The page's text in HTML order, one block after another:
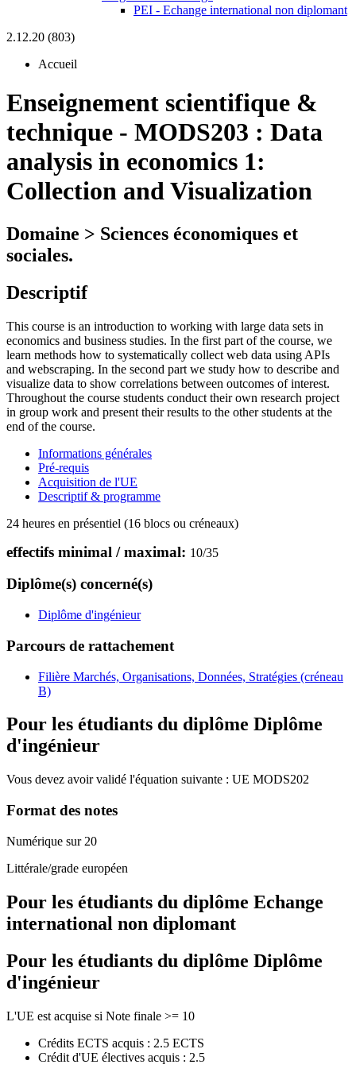
PEI - Echange international non diplomant
2.12.20 (803)
Accueil
Enseignement scientifique &
technique - MODS203 : Data
analysis in economics 1:
Collection and Visualization
Domaine > Sciences économiques et
sociales.
Descriptif
This course is an introduction to working with large data sets in
economics and business studies. In the first part of the course, we
learn methods how to systematically collect web data using APIs
and webscraping. In the second part we study how to describe and
visualize data to show correlations between outcomes of interest.
Throughout the course students conduct their own research project
in group work and present their results to the other students at the
end of the course.
Informations générales
Pré-requis
Acquisition de l'UE
Descriptif & programme
24 heures en présentiel (16 blocs ou créneaux)
effectifs minimal / maximal: 10/35
Diplôme(s) concerné(s)
Diplôme d'ingénieur
Parcours de rattachement
Filière Marchés, Organisations, Données, Stratégies (créneau
B)
Pour les étudiants du diplôme Diplôme
d'ingénieur
Vous devez avoir validé l'équation suivante : UE MODS202
Format des notes
Numérique sur 20
Littérale/grade européen
Pour les étudiants du diplôme Echange
international non diplomant
Pour les étudiants du diplôme Diplôme
d'ingénieur
L'UE est acquise si Note finale >= 10
Crédits ECTS acquis : 2.5 ECTS
Crédit d'UE électives acquis : 2.5